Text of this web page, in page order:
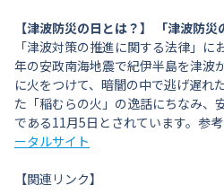
【津波防災の日とは？】 「津波防災
「津波対策の推進に関する法律」
年の安政南海地震で紀伊半島を津波
に火をつけて、暗闇の中で逃げ遅れ
た「稲むらの火」の逸話にちなみ、
である11月5日とされています。参考
ータルサイト
【関連リンク】